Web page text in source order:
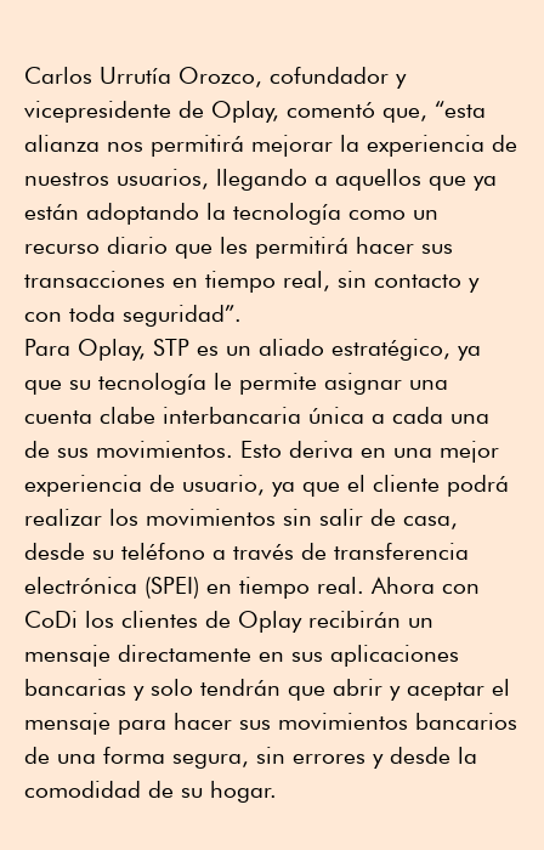
Carlos Urrutía Orozco, cofundador y
vicepresidente de Oplay, comentó que, “esta
alianza nos permitirá mejorar la experiencia de
nuestros usuarios, llegando a aquellos que ya
están adoptando la tecnología como un
recurso diario que les permitirá hacer sus
transacciones en tiempo real, sin contacto y
con toda seguridad”.
Para Oplay, STP es un aliado estratégico, ya
que su tecnología le permite asignar una
cuenta clabe interbancaria única a cada una
de sus movimientos. Esto deriva en una mejor
experiencia de usuario, ya que el cliente podrá
realizar los movimientos sin salir de casa,
desde su teléfono a través de transferencia
electrónica (SPEI) en tiempo real. Ahora con
CoDi los clientes de Oplay recibirán un
mensaje directamente en sus aplicaciones
bancarias y solo tendrán que abrir y aceptar el
mensaje para hacer sus movimientos bancarios
de una forma segura, sin errores y desde la
comodidad de su hogar.